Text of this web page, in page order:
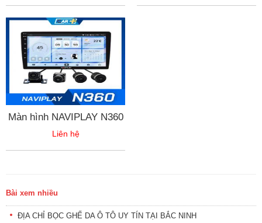
Màn hình NAVIPLAY N360
Liên hệ
Bài xem nhiều
ĐỊA CHỈ BỌC GHẾ DA Ô TÔ UY TÍN TẠI BẮC NINH